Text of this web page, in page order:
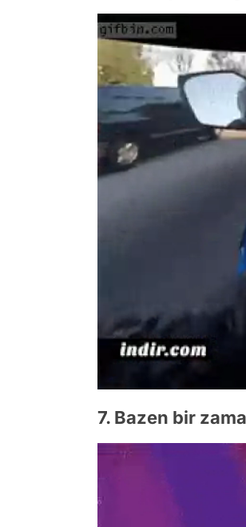
7. Bazen bir